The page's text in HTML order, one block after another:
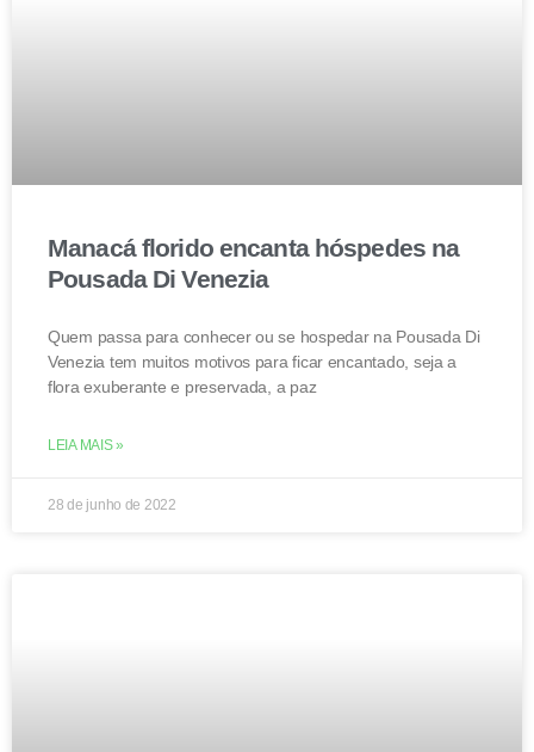
Manacá florido encanta hóspedes na
Pousada Di Venezia
Quem passa para conhecer ou se hospedar na Pousada Di
Venezia tem muitos motivos para ficar encantado, seja a
flora exuberante e preservada, a paz
LEIA MAIS »
28 de junho de 2022